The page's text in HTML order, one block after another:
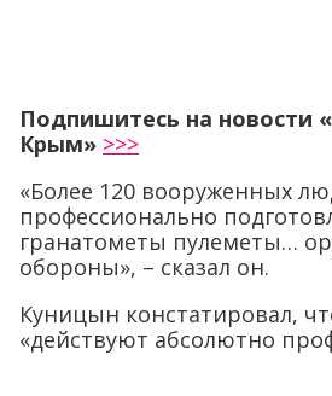
Подпишитесь на новости
Крым» >>>
«Более 120 вооруженных
профессионально
гранатометы пулеметы…
обороны», – сказал он.
Куницын констатировал,
«действуют абсолютно